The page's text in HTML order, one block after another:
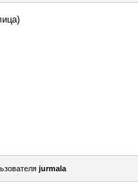
jurmala